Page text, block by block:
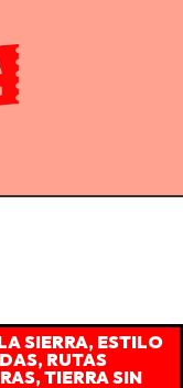
SIERRA, ESTILO
, RUTAS
,TIERRA SIN